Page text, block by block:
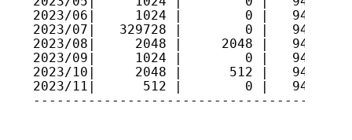
2023/06|     1024 |        0 |
2023/07|   329728 |        0 |
2023/08|     2048 |     2048 |
2023/09|     1024 |        0 |
2023/10|     2048 |      512 |
2023/11|      512 |        0 |